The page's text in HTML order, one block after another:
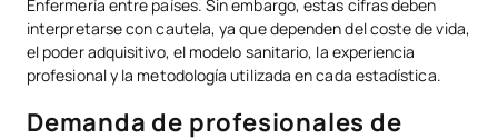
Enfermería entre países. Sin embargo, estas cifras deben
interpretarse con cautela, ya que dependen del coste de vida,
el poder adquisitivo, el modelo sanitario, la experiencia
profesional y la metodología utilizada en cada estadística.
Demanda de profesionales de